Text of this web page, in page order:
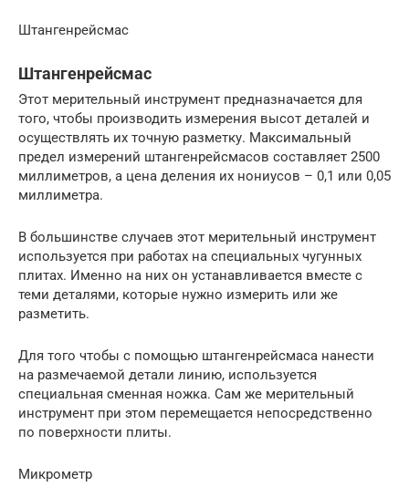
Штангенрейсмас
Штангенрейсмас
Этот мерительный инструмент предназначается для
того, чтобы производить измерения высот деталей и
осуществлять их точную разметку. Максимальный
предел измерений штангенрейсмасов составляет 2500
миллиметров, а цена деления их нониусов – 0,1 или 0,05
миллиметра.
В большинстве случаев этот мерительный инструмент
используется при работах на специальных чугунных
плитах. Именно на них он устанавливается вместе с
теми деталями, которые нужно измерить или же
разметить.
Для того чтобы с помощью штангенрейсмаса нанести
на размечаемой детали линию, используется
специальная сменная ножка. Сам же мерительный
инструмент при этом перемещается непосредственно
по поверхности плиты.
Микрометр